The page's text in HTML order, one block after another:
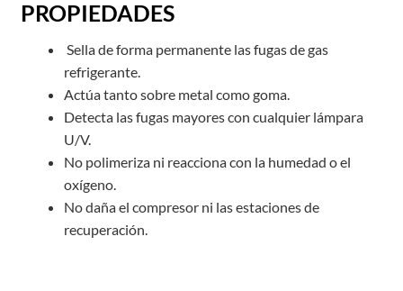
PROPIEDADES
Sella de forma permanente las fugas de gas
refrigerante.
Actúa tanto sobre metal como goma.
Detecta las fugas mayores con cualquier lámpara
U/V.
No polimeriza ni reacciona con la humedad o el
oxígeno.
No daña el compresor ni las estaciones de
recuperación.